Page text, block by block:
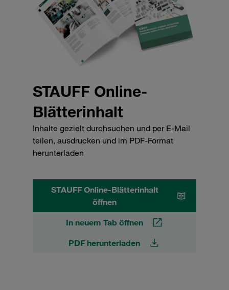
STAUFF Online-
Blätterinhalt
Inhalte gezielt durchsuchen und per E-Mail
teilen, ausdrucken und im PDF-Format
herunterladen
STAUFF Online-Blätterinhalt
öffnen
In neuem Tab öffnen
PDF herunterladen